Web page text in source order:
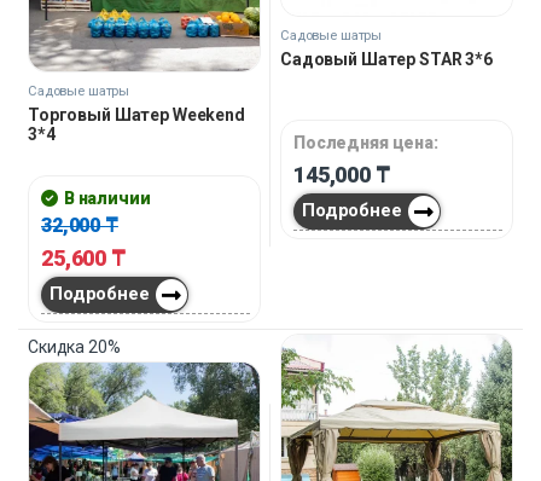
Садовые шатры
Торговый Шатер Weekend
3*4
В наличии
32,000₸
25,600 ₸
Подробнее
Садовые шатры
Садовый Шатер STAR 3*6
Последняя цена:
145,000 ₸
Подробнее
Скидка 20%